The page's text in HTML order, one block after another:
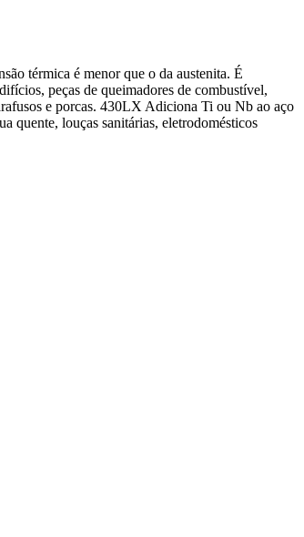
térmica é menor que o da austenita. É
peças de queimadores de combustível,
e porcas. 430LX Adiciona Ti ou Nb ao aço
quente, louças sanitárias, eletrodomésticos